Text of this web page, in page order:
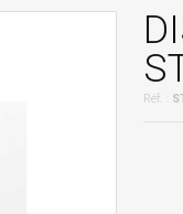
Réf. :